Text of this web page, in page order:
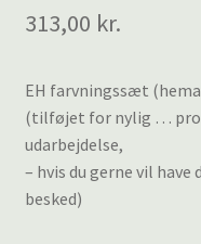
313,00 kr.
EH farvningssæt
(tilføjet for nylig …
udarbejdelse,
– hvis du gerne vil have
besked)